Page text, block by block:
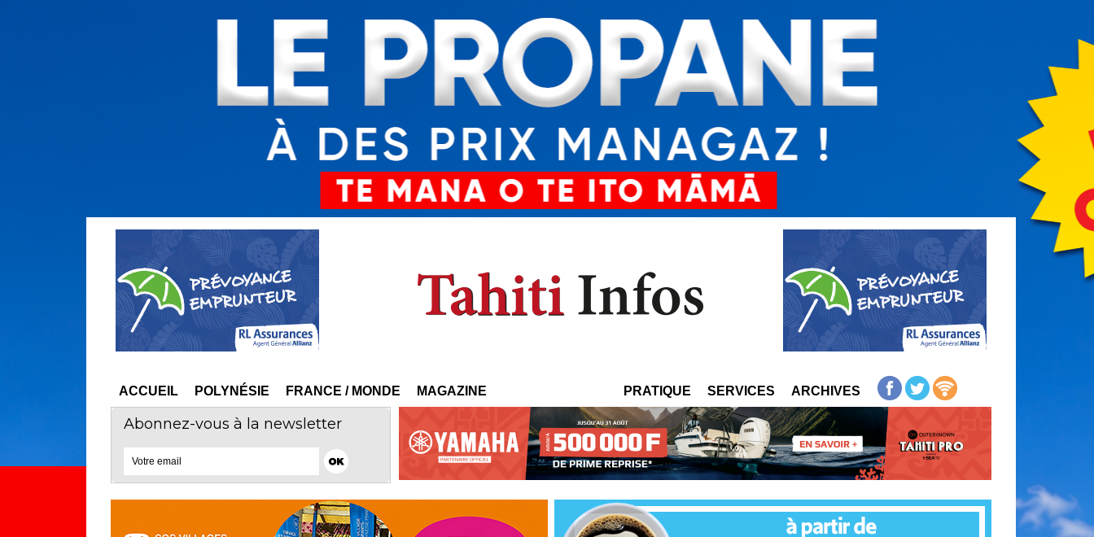
ACCUEIL POLYNÉSIE FRANCE / MONDE MAGAZINE PRATIQUE SERVICES ARCHIVES
Abonnez-vous à la newsletter